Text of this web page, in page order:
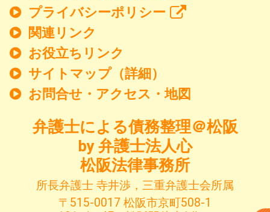
プライバシーポリシー
関連リンク
お役立ちリンク
サイトマップ（詳細）
お問合せ・アクセス・地図
弁護士による債務整理＠松阪
by 弁護士法人心
松阪法律事務所
所長弁護士 寺井渉，三重弁護士会所属
〒515-0017 松阪市京町508-1